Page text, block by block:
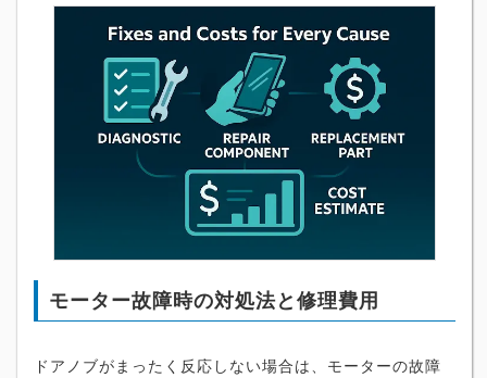
モーター故障時の対処法と修理費用
ドアノブがまったく反応しない場合は、モーターの故障